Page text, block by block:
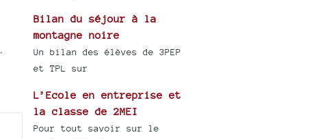
Bilan du séjour à la
montagne noire
Un bilan des élèves de 3PEP
et TPL sur
L’Ecole en entreprise et
la classe de 2MEI
Pour tout savoir sur le